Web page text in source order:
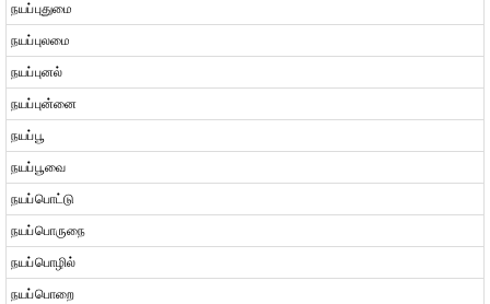
நயப்புதுமை
நயப்புலமை
நயப்புனல்
நயப்புன்னை
நயப்பூ
நயப்பூவை
நயப்பொட்டு
நயப்பொருநை
நயப்பொழில்
நயப்பொறை